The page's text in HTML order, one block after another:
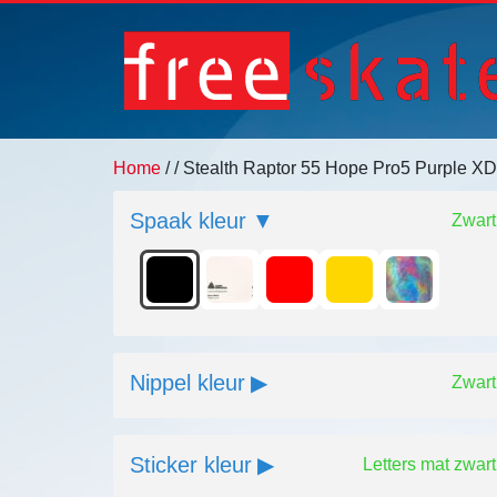
Home // Stealth Raptor 55 Hope Pro5 Purple
Spaak kleur Zwart
Nippel kleur Zwart
Sticker kleur Letters mat zwart